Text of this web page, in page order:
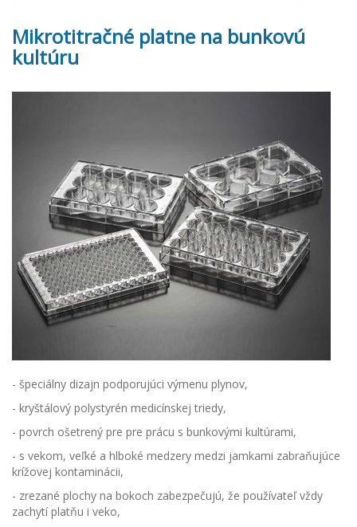
Mikrotitračné platne na bunkovú
kultúru
- špeciálny dizajn podporujúci výmenu plynov,
- kryštálový polystyrén medicínskej triedy,
- povrch ošetrený pre pre prácu s bunkovými kultúrami,
- s vekom, veľké a hlboké medzery medzi jamkami zabraňujúce
krížovej kontaminácii,
- zrezané plochy na bokoch zabezpečujú, že používateľ vždy
zachytí platňu i veko,